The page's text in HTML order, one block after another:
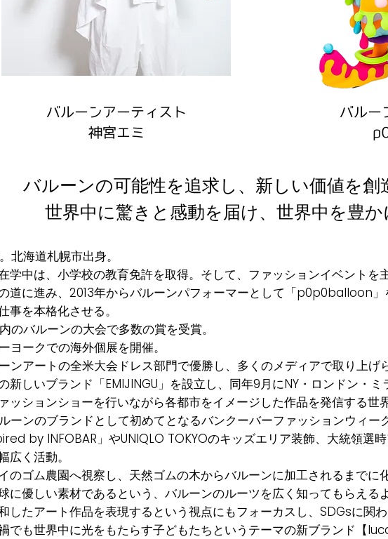
​バルーンアーティスト
神宮エミ
バルー
バルーンの可能性を追求し、新しい価値を創
世界中に驚きと感動を届け、世界中を豊か
北海道札幌市出身。
学中は、小学校の教育免許を取得。そして、ファッションイベントを主
道に進み、2013年からバルーンパフォーマーとして「p0p0balloon」
事を本格化させる。
のバルーンの大会で多数の賞を受賞。
ヨークでの海外個展を開催。
ンアートの全米大会ドレス部門で優勝し、多くのメディアで取り上
新しいブランド「EMIJINGU」を設立し、同年9月にNY・ロンドン・ミ
ッションショーを行いながら各都市をイメージした作品を発信する世
ーンのブランドとして初めてとなるバンクーバーファッションウィ
by INFOBAR」やUNIQLO TOKYOのキッズエリア装飾、大統領選
広く活動。
のゴム農園へ視察し、天然ゴムの木からバルーンに加工されるまでに
に優しい素材であるという、バルーンのルーツを広く知ってもらえ
したアート作品を表現するという視点にもフォーカスし、SDGsに関
でも世界中に光をもたらす子どもたちというテーマの新ブランド【